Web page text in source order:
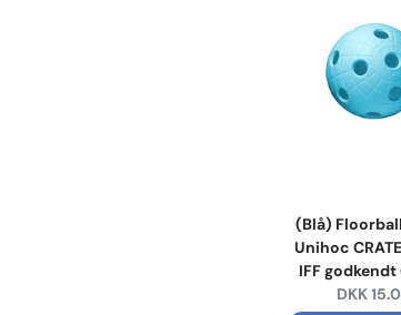
(Blå)
Unihoc
IFF godkendt
Current
DKK